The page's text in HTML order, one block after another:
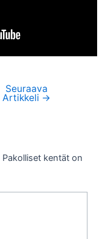
Seuraava
Artikkeli →
Pakolliset kentät on